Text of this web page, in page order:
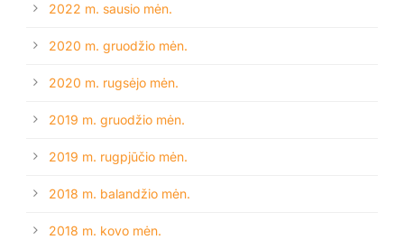
2022 m. sausio mėn.
2020 m. gruodžio mėn.
2020 m. rugsėjo mėn.
2019 m. gruodžio mėn.
2019 m. rugpjūčio mėn.
2018 m. balandžio mėn.
2018 m. kovo mėn.